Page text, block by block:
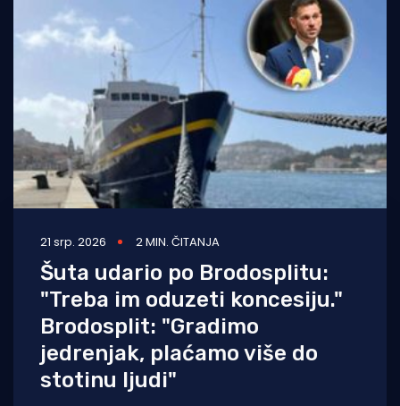
21 srp. 2026 2 MIN. ČITANJA
Šuta udario po Brodosplitu:
"Treba im oduzeti koncesiju."
Brodosplit: "Gradimo
jedrenjak, plaćamo više do
stotinu ljudi"